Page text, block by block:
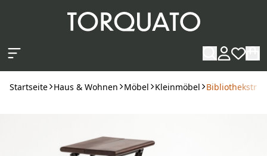
Startseite Haus & Wohnen Möbel Kleinmöbel Bibliothekstritt